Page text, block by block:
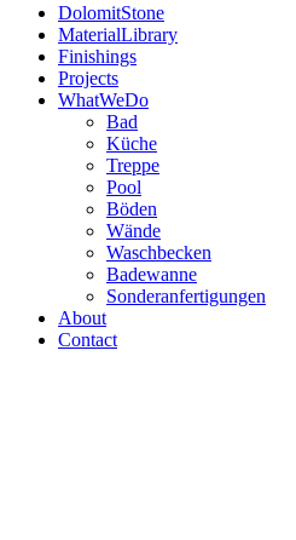
DolomitStone
MaterialLibrary
Finishings
Projects
WhatWeDo
Bad
Küche
Treppe
Pool
Böden
Wände
Waschbecken
Badewanne
Sonderanfertigungen
About
Contact